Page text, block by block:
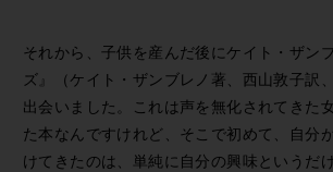
それから、子供を産んだ後にケイト・ザン
ズ』（ケイト・ザンブレノ著、西山敦子訳
出会いました。これは声を無化されてきた
た本なんですけれど、そこで初めて、自分
けてきたのは、単純に自分の興味というだ